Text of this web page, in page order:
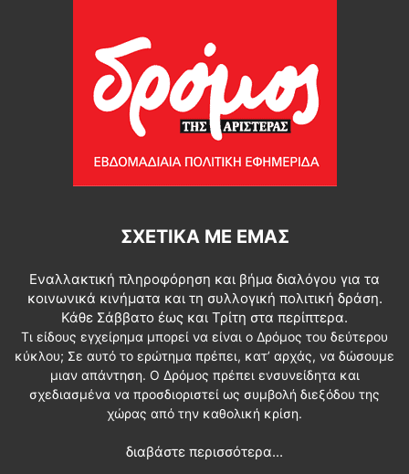
ΣΧΕΤΙΚΆ ΜΕ ΕΜΆΣ
Εναλλακτική πληροφόρηση και βήμα διαλόγου για τα
κοινωνικά κινήματα και τη συλλογική πολιτική δράση.
Κάθε Σάββατο έως και Τρίτη στα περίπτερα.
Τι είδους εγχείρημα μπορεί να είναι ο Δρόμος του δεύτερου
κύκλου; Σε αυτό το ερώτημα πρέπει, κατ’ αρχάς, να δώσουμε
μιαν απάντηση. Ο Δρόμος πρέπει ενσυνείδητα και
σχεδιασμένα να προσδιοριστεί ως συμβολή διεξόδου της
χώρας από την καθολική κρίση.
διαβάστε περισσότερα...